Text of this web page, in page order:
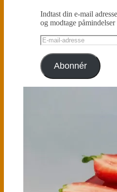
Indtast din e-mail
og modtage
E-
mail-
adresse
Abonnér